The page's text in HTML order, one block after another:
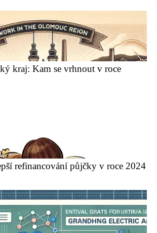
kraj: Kam se vrhnout v roce
refinancování půjčky v roce 2024